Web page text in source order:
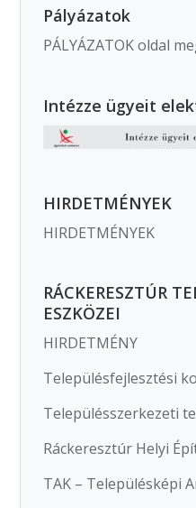
Pályázatok
PÁLYÁZATOK oldal
Intézze ügyeit
HIRDETMÉNYEK
HIRDETMÉNYEK
RÁCKERESZTÚR
ESZKÖZEI
HIRDETMÉNY
Településfejlesztési
Településszerkezeti
Ráckeresztúr Helyi
TAK – Településképi